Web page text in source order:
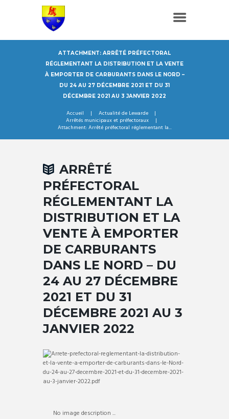
ATTACHMENT: ARRÊTÉ PRÉFECTORAL
RÉGLEMENTANT LA DISTRIBUTION ET LA VENTE
À EMPORTER DE CARBURANTS DANS LE NORD –
DU 24 AU 27 DÉCEMBRE 2021 ET DU 31
DÉCEMBRE 2021 AU 3 JANVIER 2022
Accueil
Actualité de Lewarde
Arrêtés municipaux et préfectoraux
Attachment: Arrêté préfectoral réglementant la...
ARRÊTÉ
PRÉFECTORAL
RÉGLEMENTANT LA
DISTRIBUTION ET LA
VENTE À EMPORTER
DE CARBURANTS
DANS LE NORD – DU
24 AU 27 DÉCEMBRE
2021 ET DU 31
DÉCEMBRE 2021 AU 3
JANVIER 2022
No image description ...